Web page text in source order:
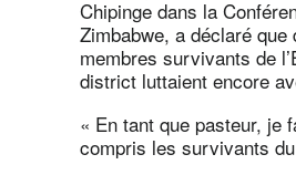
Chipinge dans la
Zimbabwe, a déclaré que
membres survivants de
district luttaient encore
« En tant que pasteur, je
compris les survivants